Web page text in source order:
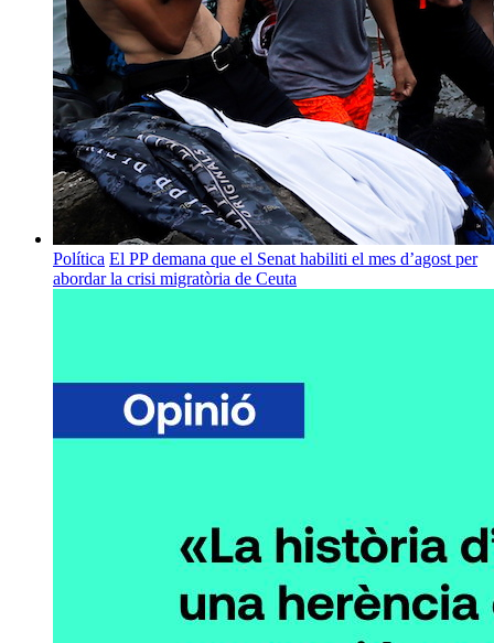
Política El PP demana que el Senat habiliti el mes d’agost per
abordar la crisi migratòria de Ceuta